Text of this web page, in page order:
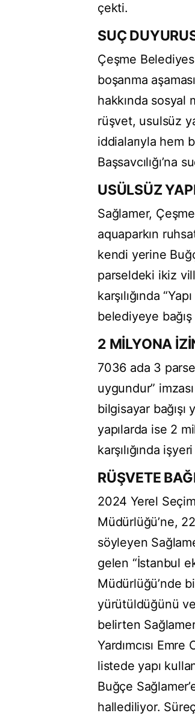
çekti.
SUÇ
Çeşme
boşanma
hakkında sosyal
rüşvet, usulsüz
iddialarıyla hem
Başsavcılığı’na
USÜLSÜZ
Sağlamer,
aquaparkın
kendi yerine
parseldeki ikiz
karşılığında
belediyeye bağış
2 MİLYONA
7036 ada 3
uygundur”
bilgisayar bağışı
yapılarda ise 2
karşılığında
RÜŞVETE
2024 Yerel
Müdürlüğü’ne,
söyleyen
gelen “İstanbul
Müdürlüğü’nde
yürütüldüğünü
belirten
Yardımcısı
listede yapı
Buğçe
hallediliyor.